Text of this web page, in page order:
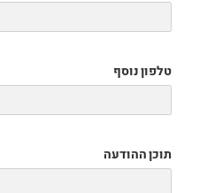
טלפון נוסף
תוכן ההודעה